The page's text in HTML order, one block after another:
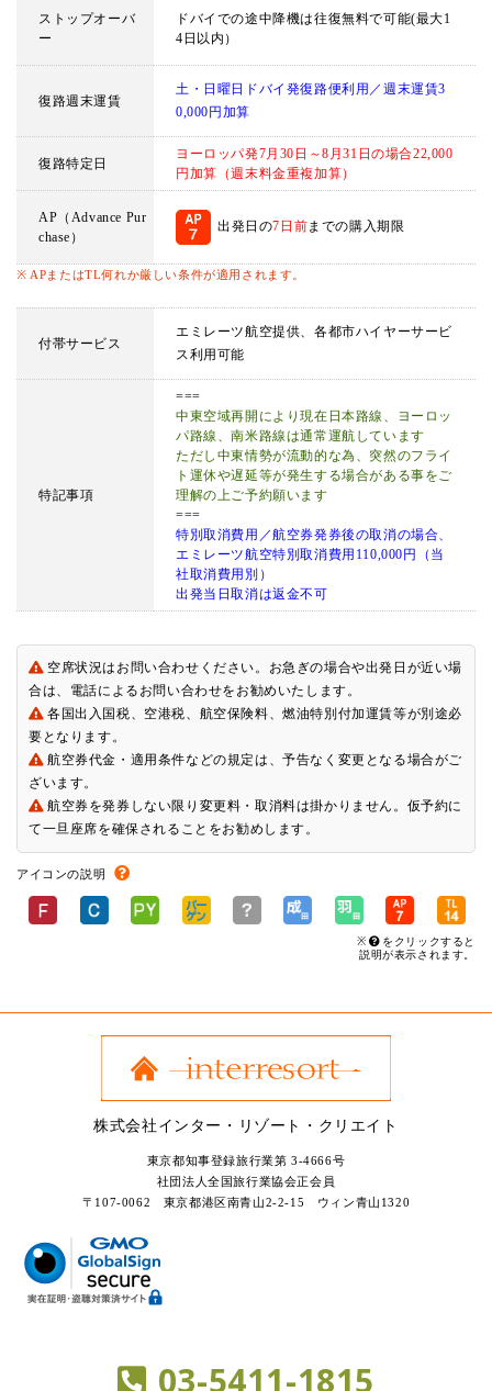
ストップオーバ
ー
ドバイでの途中降機は往復無料で可能(最大1
4日以内）
復路週末運賃
土・日曜日ドバイ発復路便利用／週末運賃3
0,000円加算
復路特定日
ヨーロッパ発7月30日～8月31日の場合22,000
円加算（週末料金重複加算）
AP（Advance Pur
chase）
出発日の7日前までの購入期限
※ APまたはTL何れか厳しい条件が適用されます。
付帯サービス
エミレーツ航空提供、各都市ハイヤーサービ
ス利用可能
特記事項
===
中東空域再開により現在日本路線、ヨーロッ
パ路線、南米路線は通常運航しています
ただし中東情勢が流動的な為、突然のフライ
ト運休や遅延等が発生する場合がある事をご
理解の上ご予約願います
===
特別取消費用／航空券発券後の取消の場合、
エミレーツ航空特別取消費用110,000円（当
社取消費用別）
出発当日取消は返金不可
空席状況はお問い合わせください。お急ぎの場合や出発日が近い場
合は、電話によるお問い合わせをお勧めいたします。
各国出入国税、空港税、航空保険料、燃油特別付加運賃等が別途必
要となります。
航空券代金・適用条件などの規定は、予告なく変更となる場合がご
ざいます。
航空券を発券しない限り変更料・取消料は掛かりません。仮予約に
て一旦座席を確保されることをお勧めします。
アイコンの説明
※
をクリックすると
説明が表示されます。
株式会社インター・リゾート・クリエイト
東京都知事登録旅行業第 3-4666号
社団法人全国旅行業協会正会員
〒107-0062 東京都港区南青山2-2-15 ウィン青山1320
03-5411-1815